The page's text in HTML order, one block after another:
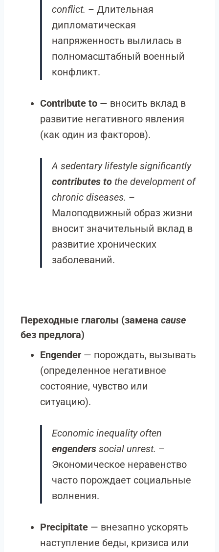
conflict. – Длительная
дипломатическая
напряженность вылилась в
полномасштабный военный
конфликт.
Contribute to — вносить вклад в
развитие негативного явления
(как один из факторов).
A sedentary lifestyle significantly
contributes to the development of
chronic diseases. –
Малоподвижный образ жизни
вносит значительный вклад в
развитие хронических
заболеваний.
Переходные глаголы (замена cause
без предлога)
Engender — порождать, вызывать
(определенное негативное
состояние, чувство или
ситуацию).
Economic inequality often
engenders social unrest. –
Экономическое неравенство
часто порождает социальные
волнения.
Precipitate — внезапно ускорять
наступление беды, кризиса или